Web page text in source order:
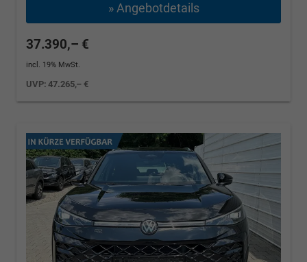
» Angebotdetails
37.390,– €
incl. 19% MwSt.
UVP:47.265,– €